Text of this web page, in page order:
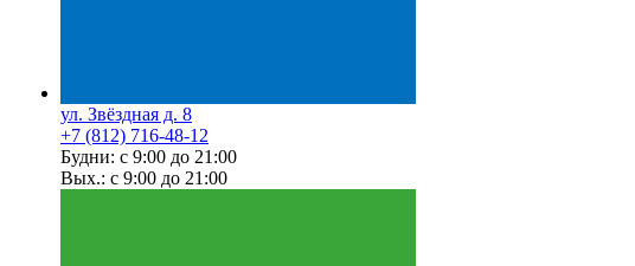
ул. Звёздная д. 8
+7 (812) 716-48-12
Будни: с 9:00 до 21:00
Вых.: с 9:00 до 21:00